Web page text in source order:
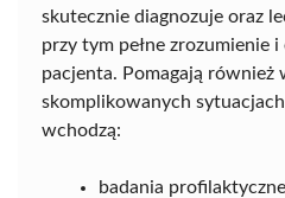
skutecznie diagnozuje oraz
przy tym pełne zrozumienie
pacjenta. Pomagają również
skomplikowanych
wchodzą:
badania